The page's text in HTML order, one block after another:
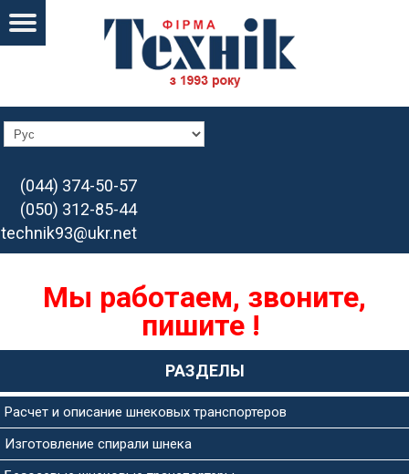
(044) 374-50-57
(050) 312-85-44
technik93@ukr.net
Мы работаем, звоните,
пишите !
РАЗДЕЛЫ
Расчет и описание шнековых транспортеров
Изготовление спирали шнека